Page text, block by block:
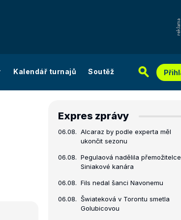
Kalendář turnajů Soutěž
Expres zprávy
06.08. Alcaraz by podle experta měl
ukončit sezonu
06.08. Pegulaová nadělila přemožitelce
Siniakové kanára
06.08. Fils nedal šanci Navonemu
06.08. Šwiateková v Torontu smetla
Golubicovou